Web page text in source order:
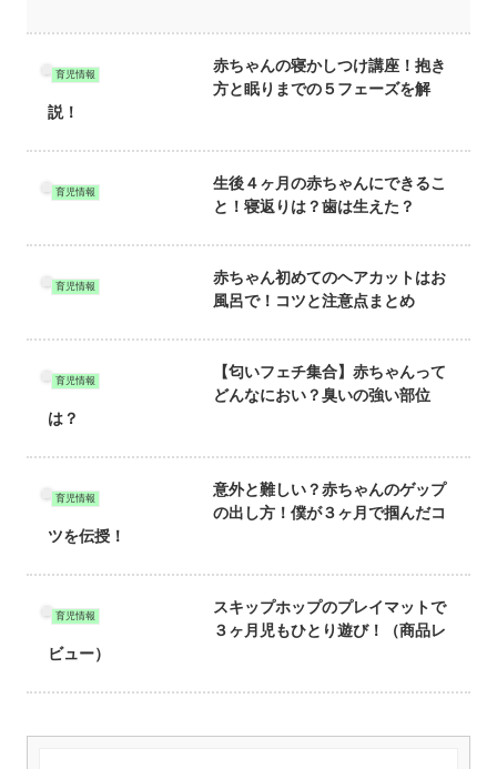
育児情報
赤ちゃんの寝かしつけ講座！抱き
方と眠りまでの５フェーズを解
説！
育児情報
生後４ヶ月の赤ちゃんにできるこ
と！寝返りは？歯は生えた？
育児情報
赤ちゃん初めてのヘアカットはお
風呂で！コツと注意点まとめ
育児情報
【匂いフェチ集合】赤ちゃんって
どんなにおい？臭いの強い部位
は？
育児情報
意外と難しい？赤ちゃんのゲップ
の出し方！僕が３ヶ月で掴んだコ
ツを伝授！
育児情報
スキップホップのプレイマットで
３ヶ月児もひとり遊び！（商品レ
ビュー）